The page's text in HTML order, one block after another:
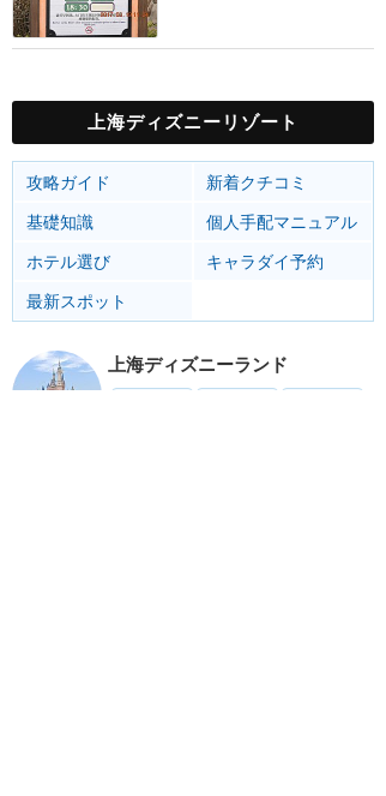
上海ディズニーリゾート
攻略ガイド
新着クチコミ
基礎知識
個人手配マニュアル
ホテル選び
キャラダイ予約
最新スポット
上海ディズニーランド